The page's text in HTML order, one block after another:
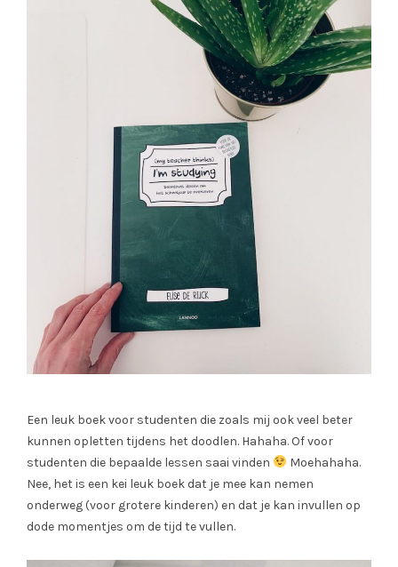
Een leuk boek voor studenten die zoals mij ook veel beter
kunnen opletten tijdens het doodlen. Hahaha. Of voor
studenten die bepaalde lessen saai vinden
Moehahaha.
Nee, het is een kei leuk boek dat je mee kan nemen
onderweg (voor grotere kinderen) en dat je kan invullen op
dode momentjes om de tijd te vullen.